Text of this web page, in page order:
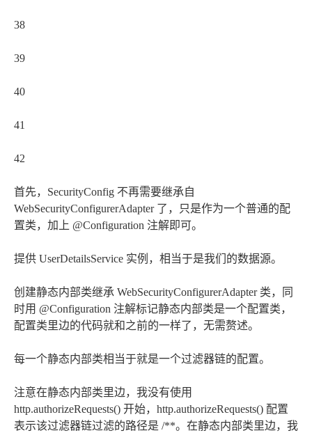
38
39
40
41
42
首先，SecurityConfig 不再需要继承自
WebSecurityConfigurerAdapter 了，只是作为一个普通的配
置类，加上 @Configuration 注解即可。
提供 UserDetailsService 实例，相当于是我们的数据源。
创建静态内部类继承 WebSecurityConfigurerAdapter 类，同
时用 @Configuration 注解标记静态内部类是一个配置类，
配置类里边的代码就和之前的一样了，无需赘述。
每一个静态内部类相当于就是一个过滤器链的配置。
注意在静态内部类里边，我没有使用
http.authorizeRequests() 开始，http.authorizeRequests() 配置
表示该过滤器链过滤的路径是 /**。在静态内部类里边，我